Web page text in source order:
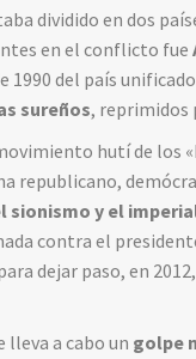
dividido en dos
en el conflicto fue
1990 del país
sureños, reprimidos
hutí de los
republicano,
sionismo y el
contra el
dejar paso, en
lleva a cabo un golpe